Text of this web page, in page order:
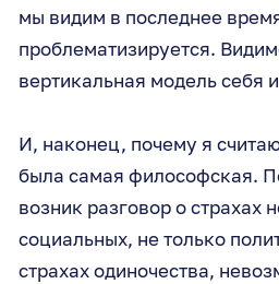
мы видим в последнее
проблематизируется.
вертикальная модель себя
И, наконец, почему я
была самая философская.
возник разговор о страхах
социальных, не только
страхах одиночества,